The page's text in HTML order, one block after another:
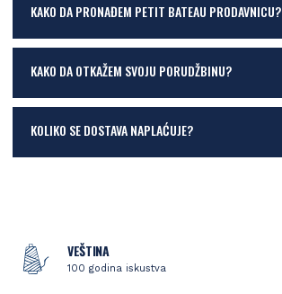
KAKO DA PRONAĐEM PETIT BATEAU PRODAVNICU?
KAKO DA OTKAŽEM SVOJU PORUDŽBINU?
KOLIKO SE DOSTAVA NAPLAĆUJE?
VEŠTINA
100 godina iskustva